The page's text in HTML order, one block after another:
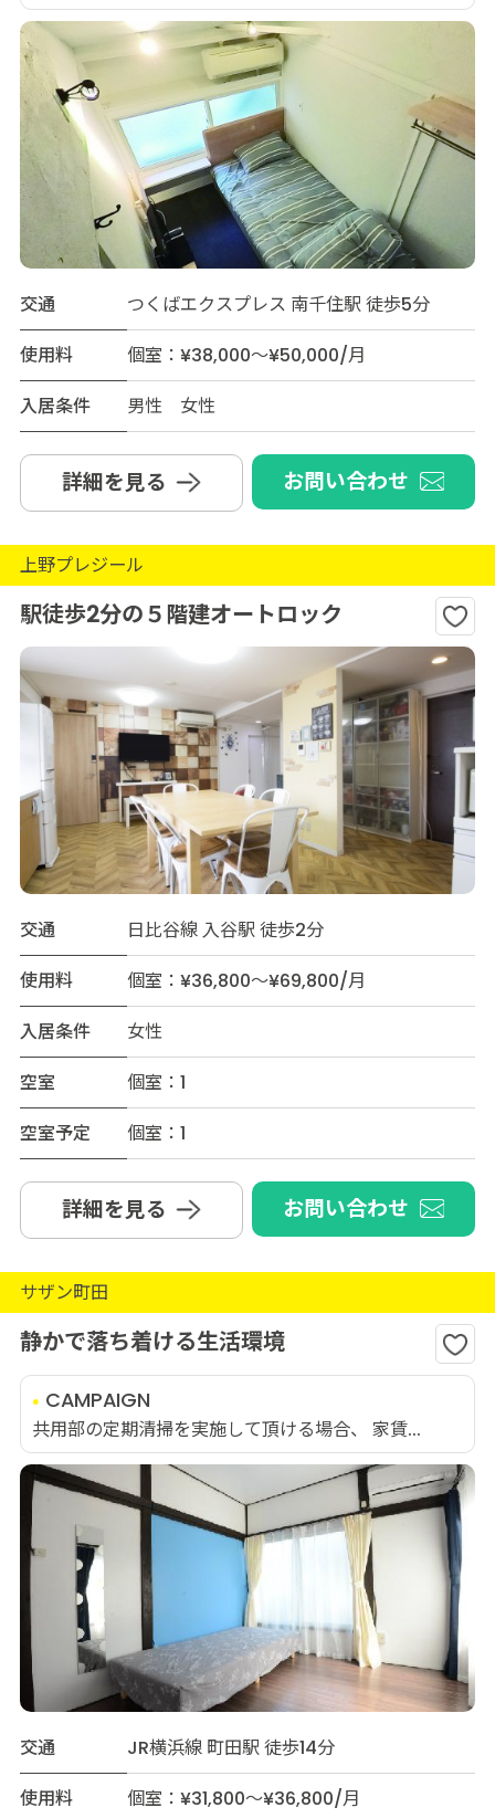
交通
つくばエクスプレス 南千住駅 徒歩5分
使用料
個室：¥38,000～¥50,000/月
入居条件
男性 女性
詳細を見る お問い合わせ
上野プレジール
駅徒歩2分の５階建オートロック
交通
日比谷線 入谷駅 徒歩2分
使用料
個室：¥36,800～¥69,800/月
入居条件
女性
空室
個室：1
空室予定
個室：1
詳細を見る お問い合わせ
サザン町田
静かで落ち着ける生活環境
CAMPAIGN
共用部の定期清掃を実施して頂ける場合、 家賃...
交通
JR横浜線 町田駅 徒歩14分
使用料
個室：¥31,800～¥36,800/月